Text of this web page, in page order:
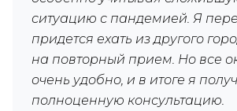
ситуацию с пандемией. Я
придется ехать из другого
на повторный прием. Но все
очень удобно, и в итоге я
полноценную консультацию.